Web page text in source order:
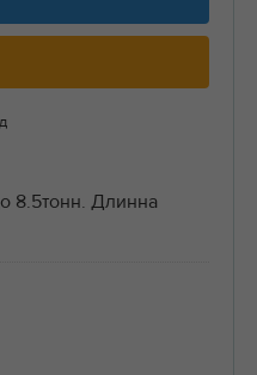
8.5тонн. Длинна